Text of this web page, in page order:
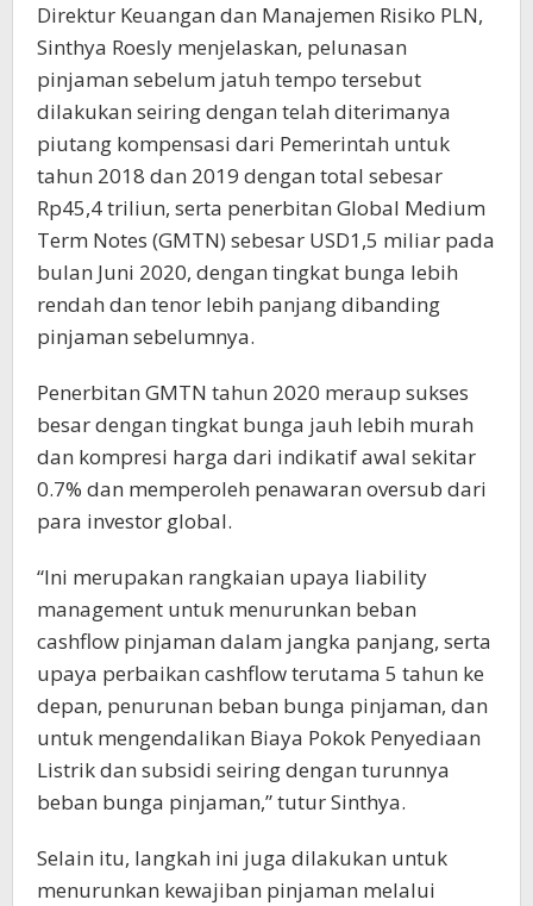
Direktur Keuangan dan Manajemen Risiko PLN,
Sinthya Roesly menjelaskan, pelunasan
pinjaman sebelum jatuh tempo tersebut
dilakukan seiring dengan telah diterimanya
piutang kompensasi dari Pemerintah untuk
tahun 2018 dan 2019 dengan total sebesar
Rp45,4 triliun, serta penerbitan Global Medium
Term Notes (GMTN) sebesar USD1,5 miliar pada
bulan Juni 2020, dengan tingkat bunga lebih
rendah dan tenor lebih panjang dibanding
pinjaman sebelumnya.
Penerbitan GMTN tahun 2020 meraup sukses
besar dengan tingkat bunga jauh lebih murah
dan kompresi harga dari indikatif awal sekitar
0.7% dan memperoleh penawaran oversub dari
para investor global.
“Ini merupakan rangkaian upaya liability
management untuk menurunkan beban
cashflow pinjaman dalam jangka panjang, serta
upaya perbaikan cashflow terutama 5 tahun ke
depan, penurunan beban bunga pinjaman, dan
untuk mengendalikan Biaya Pokok Penyediaan
Listrik dan subsidi seiring dengan turunnya
beban bunga pinjaman,” tutur Sinthya.
Selain itu, langkah ini juga dilakukan untuk
menurunkan kewajiban pinjaman melalui